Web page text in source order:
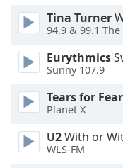
Opacity
Caption
Area
Color
Opacity
Tina Turner
94.9 & 99.1 The
Eurythmics
Sunny 107.9
Tears for
Planet X
U2With or
WLS-FM